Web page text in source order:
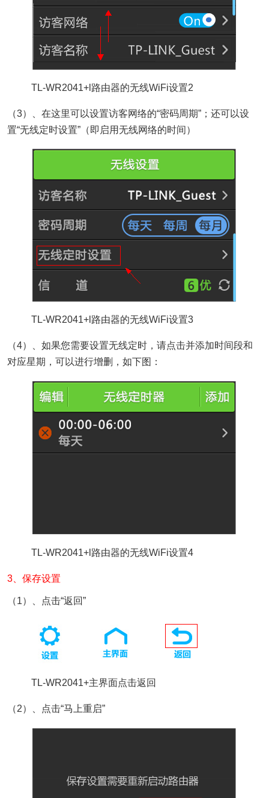
TL-WR2041+l路由器的无线WiFi设置2
（3）、在这里可以设置访客网络的“密码周期”；还可以设
置“无线定时设置”（即启用无线网络的时间）
TL-WR2041+l路由器的无线WiFi设置3
（4）、如果您需要设置无线定时，请点击并添加时间段和
对应星期，可以进行增删，如下图：
TL-WR2041+l路由器的无线WiFi设置4
3、保存设置
（1）、点击“返回”
TL-WR2041+主界面点击返回
（2）、点击“马上重启”